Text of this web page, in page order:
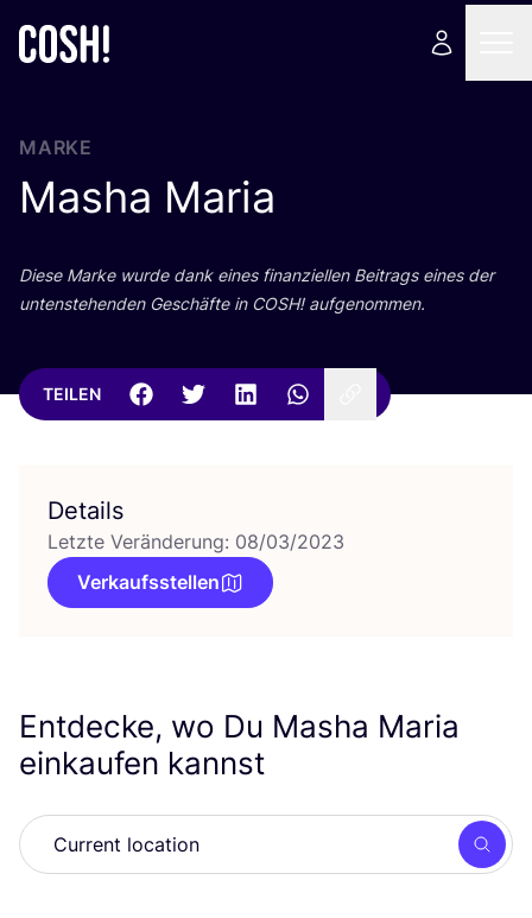
MARKE
Masha Maria
Die­se Mar­ke wur­de dank eines finan­zi­el­len Bei­trags eines der
unten­ste­hen­den Geschäf­te in COSH! aufgenommen.
TEILEN
Details
Letzte Veränderung: 08/03/2023
Verkaufsstellen
Entdecke, wo Du Masha Maria
einkaufen kannst